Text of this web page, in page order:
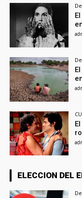
ELECCION DEL